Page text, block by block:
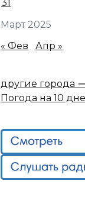
Март 2025
31
« Фев Апр »
другие
Погода на 10